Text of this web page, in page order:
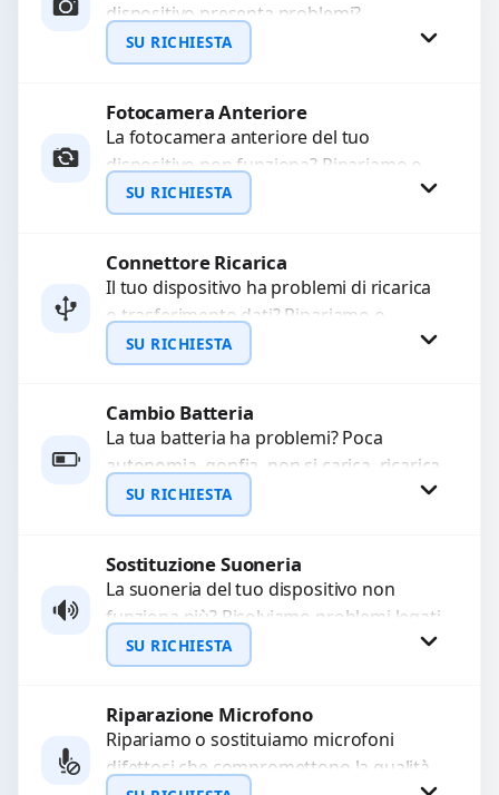
WhatsApp
dispositivo presenta problemi?
Interveniamo per risolvere guasti come
immagini sfocate, messa a fuoco non
SU RICHIESTA
Richiedi Preventivo
WhatsApp
Fotocamera Anteriore
La fotocamera anteriore del tuo
dispositivo non funziona? Ripariamo o
sostituiamo fotocamere guaste con
problemi come immagini sfocate, messa
SU RICHIESTA
Richiedi Preventivo
WhatsApp
Connettore Ricarica
Il tuo dispositivo ha problemi di ricarica
o trasferimento dati? Ripariamo o
sostituiamo connettori di ricarica guasti,
rotti, allentati, danneggiati,...
SU RICHIESTA
Richiedi Preventivo
WhatsApp
Cambio Batteria
La tua batteria ha problemi? Poca
autonomia, gonfia, non si carica, ricarica
lenta o cicli di ricarica esauriti?
Sostituiamo la...
SU RICHIESTA
Richiedi Preventivo
WhatsApp
Sostituzione Suoneria
La suoneria del tuo dispositivo non
funziona più? Risolviamo problemi legati
a moduli audio difettosi con interventi
precisi e componenti...
SU RICHIESTA
Richiedi Preventivo
WhatsApp
Riparazione Microfono
Ripariamo o sostituiamo microfoni
difettosi che compromettono la qualità